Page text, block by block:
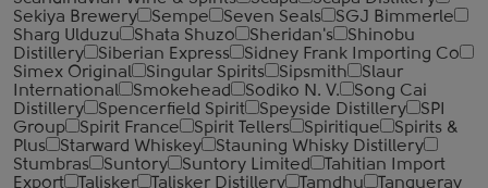
Sekiya Brewery
Sempe Seven Seals
SGJ Bimmerle
Sharg Ulduzu
Shata Shuzo Sheridan's
Shinobu
Distillery
Siberian Express
Sidney Frank Importing Co
Simex Original
Singular Spirits Sipsmith
Slaur
International
Smokehead Sodiko N. V.
Song Cai
Distillery
Spencerfield Spirit Speyside Distillery
SPI
Group
Spirit France Spirit Tellers Spiritique
Spirits &
Plus
Starward Whiskey
Stauning Whisky Distillery
Stumbras
Suntory Suntory Limited
Tahitian Import
Export
Talisker Talisker Distillery Tamdhu
Tanqueray